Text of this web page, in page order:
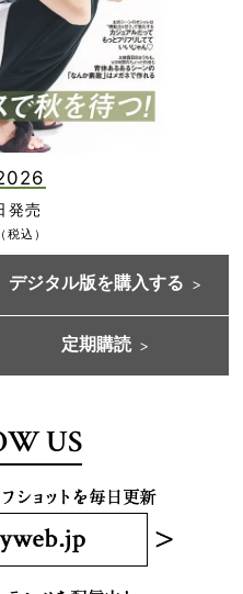
発売
込）
デジタル版を購入する
定期購読
US